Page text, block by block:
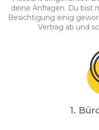
deine Anfragen. Du bist
Besichtigung einig
Vertrag ab und
1.